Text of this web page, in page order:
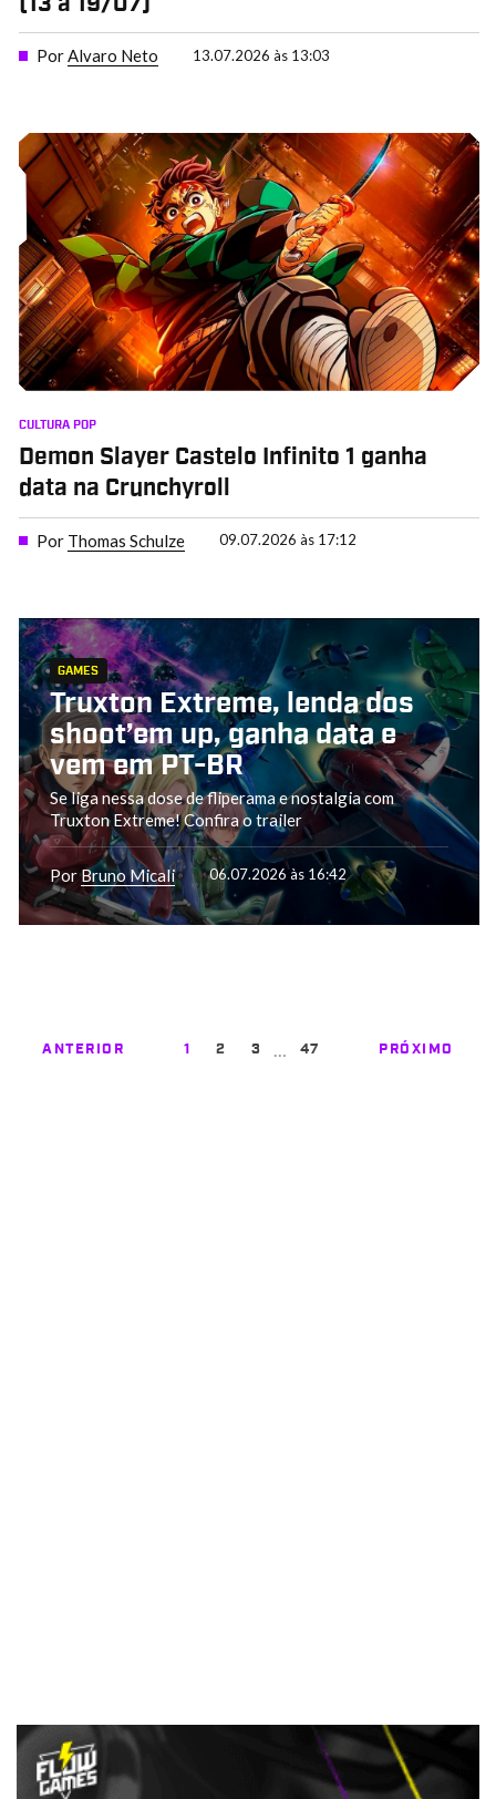
PorAlvaro Neto 13.07.2026 às 13:03
CULTURA POP
Demon Slayer Castelo Infinito 1 ganha
data na Crunchyroll
Por Thomas Schulze 09.07.2026 às 17:12
GAMES
Truxton Extreme, lenda dos
shoot’em up, ganha data e
vem em PT-BR
Se liga nessa dose de fliperama e nostalgia com
Truxton Extreme! Confira o trailer
PorBruno Micali 06.07.2026 às 16:42
ANTERIOR 1 2 3 … 47 PRÓXIMO